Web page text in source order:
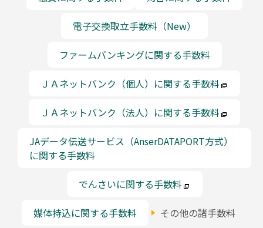
電子交換取立手数料（New）
ファームバンキングに関する手数料
ＪＡネットバンク（個人）に関する手数料
ＪＡネットバンク（法人）に関する手数料
JAデータ伝送サービス（AnserDATAPORT方式）
に関する手数料
でんさいに関する手数料
媒体持込に関する手数料 その他の諸手数料